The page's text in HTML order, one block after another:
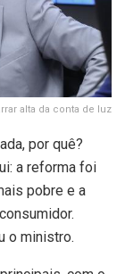
alta da conta de luz
por quê?
a reforma foi
pobre e a
o ministro.